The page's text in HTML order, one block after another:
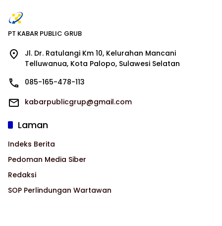
PT KABAR PUBLIC GRUB
Jl. Dr. Ratulangi Km 10, Kelurahan Mancani
Telluwanua, Kota Palopo, Sulawesi Selatan
085-165-478-113
kabarpublicgrup@gmail.com
Laman
Indeks Berita
Pedoman Media Siber
Redaksi
SOP Perlindungan Wartawan